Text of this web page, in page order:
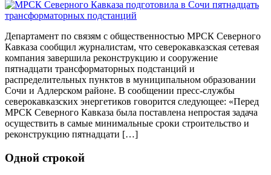
Департамент по связям с общественностью МРСК Северного
Кавказа сообщил журналистам, что северокавказская сетевая
компания завершила реконструкцию и сооружение
пятнадцати трансформаторных подстанций и
распределительных пунктов в муниципальном образовании
Сочи и Адлерском районе. В сообщении пресс-службы
северокавказских энергетиков говорится следующее: «Перед
МРСК Северного Кавказа была поставлена непростая задача
осуществить в самые минимальные сроки строительство и
реконструкцию пятнадцати […]
Одной строкой